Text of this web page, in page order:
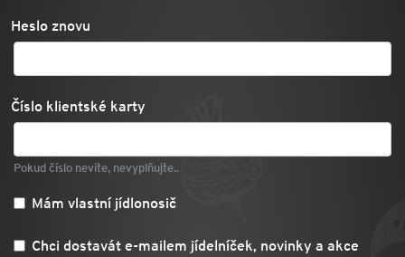
Heslo znovu
Číslo klientské karty
Pokud číslo nevíte, nevyplňujte..
Mám vlastní jídlonosič
Chci dostavát e-mailem jídelníček, novinky a akce